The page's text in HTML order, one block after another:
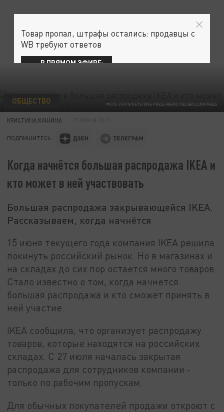
ФОТО: CFOTO/KEYSTONE PRESS AGENCY/GLOBALLOOKPRESS
ОБЩЕСТВО
КРИСТИНА КАШИНА
ПОДПИШИТЕСЬ:
Когда начнётся большая распродажа IKEA и
кто может в ней участвовать
Большая распродажа закрывающейся IKEA.
Рассказываем, когда начнётся
15 июня текущего года компания IKEA решила
покинуть российский рынок. Но в магазинах и
на складах до сих пор остается много товаров.
Стало известно о том, когда начнется
большая распродажа и кто сможет принять в
ней участие.
IKEA сообщила, что организует распродажу
товаров, которые находятся на российских
складах. С 27 июля началась закрытая
распродажа для сотрудников компании -
только по рабочим пропускам.
Для обычных покупателей продажи откроют с
Товар пропал, штрафы остались: продавцы с
WB требуют ответов
В ПРЯМОМ ЭФИРЕ: